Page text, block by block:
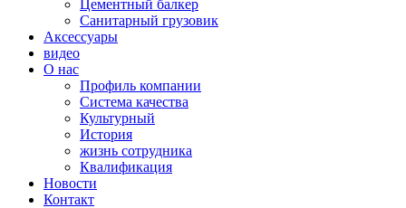
Цементный балкер
Санитарный грузовик
Аксессуары
видео
О нас
Профиль компании
Система качества
Культурный
История
жизнь сотрудника
Квалификация
Новости
Контакт